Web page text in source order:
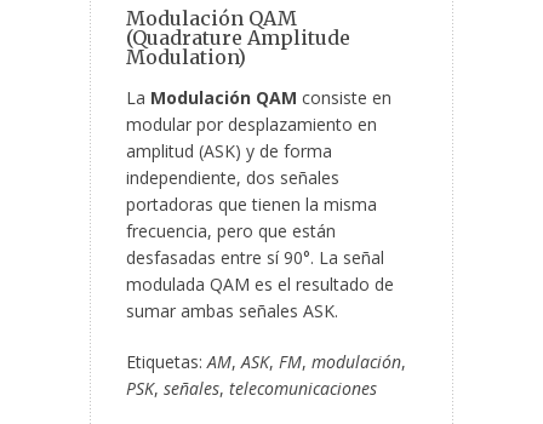
Modulación QAM
(Quadrature Amplitude
Modulation)
La Modulación QAM consiste en
modular por desplazamiento en
amplitud (ASK) y de forma
independiente, dos señales
portadoras que tienen la misma
frecuencia, pero que están
desfasadas entre sí 90°. La señal
modulada QAM es el resultado de
sumar ambas señales ASK.
Etiquetas:AM,ASK, FM, modulación,
PSK, señales, telecomunicaciones